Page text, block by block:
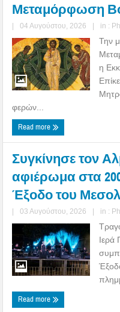
Μεταμόρφωση
| 04 Αυγούστου, 2026 | in :
Την
η
φερών...
Read more
Συγκίνησε τον
αφιέρωμα στα
Έξοδο του
| 03 Αυγούστου, 2026 | in :
Ιερά
Read more